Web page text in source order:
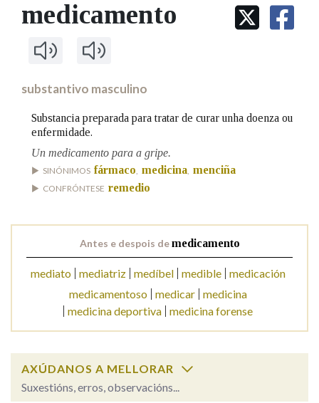
IDENTIDADE CORPORATIVA
MARCIAL DEL ADALID
FIGURAS HOMENAXEADAS
Facebook
TwitterYoutubeInstagram
Bluesky
BUSCAR NOS LEMAS
Comeza por
Contén
Nas definicións
Nos exemplos
medicamento
substantivo masculino
Substancia preparada para tratar de curar unha doenza ou
enfermidade.
Un medicamento para a gripe.
SINÓNIMOS fármaco medicina menciña
CONFRÓNTESE remedio
Antes e despois demedicamento
mediato mediatriz medíbel medible
medicación
medicamentoso
medicar
medicina
medicina deportiva
medicina forense
AXÚDANOS A MELLORAR
Suxestións, erros, observacións...